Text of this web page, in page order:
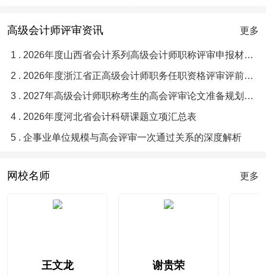
高级会计师评审资讯 更多
1 . 2026年度山西省会计系列高级会计师职称评审申报材料目录与要求须知
2 . 2026年度浙江省正高级会计师职务任职资格评审评前公示
3 . 2027年高级会计师职称考生的高会评审论文准备规划指南
4 . 2026年度河北省会计科研课题立项汇总表
5 . 企事业单位规模与高会评审一次通过关系的深度解析
网校名师 更多
王文龙 谢贵荣